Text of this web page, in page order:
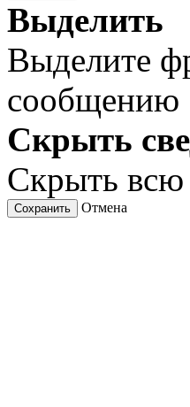
Выделить
Выделите
сообщению
Скрыть
Скрыть
Сохранить Отмена